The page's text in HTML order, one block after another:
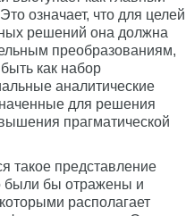
означает, что для целей
решений она должна
преобразованиям,
как набор
аналитические
для решения
прагматической
такое представление
были бы отражены и
располагает